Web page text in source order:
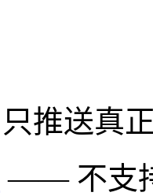
只推送真
—— 不支